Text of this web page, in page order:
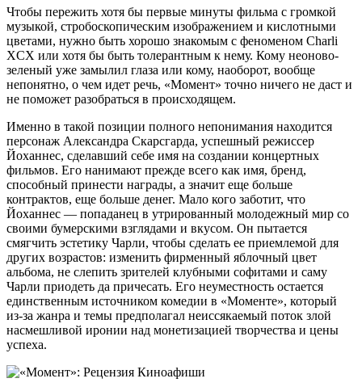
Чтобы пережить хотя бы первые минуты фильма с громкой
музыкой, стробоскопическим изображением и кислотными
цветами, нужно быть хорошо знакомым с феноменом Charli
XCX или хотя бы быть толерантным к нему. Кому неоново-
зеленый уже замылил глаза или кому, наоборот, вообще
непонятно, о чем идет речь, «Момент» точно ничего не даст и
не поможет разобраться в происходящем.
Именно в такой позиции полного непонимания находится
персонаж Александра Скарсгарда, успешный режиссер
Йоханнес, сделавший себе имя на создании концертных
фильмов. Его нанимают прежде всего как имя, бренд,
способный принести награды, а значит еще больше
контрактов, еще больше денег. Мало кого заботит, что
Йоханнес — попаданец в утрированный молодежный мир со
своими бумерскими взглядами и вкусом. Он пытается
смягчить эстетику Чарли, чтобы сделать ее приемлемой для
других возрастов: изменить фирменный яблочный цвет
альбома, не слепить зрителей клубными софитами и саму
Чарли приодеть да причесать. Его неуместность остается
единственным источником комедии в «Моменте», который
из-за жанра и темы предполагал неиссякаемый поток злой
насмешливой иронии над монетизацией творчества и цены
успеха.